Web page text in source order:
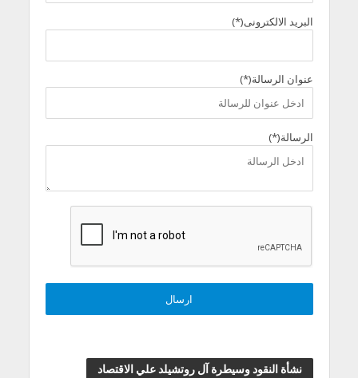
البريد الالكترونى(*)
عنوان الرسالة(*)
الرسالة(*)
نشأة النقود وسيطرة آل روتشيلد علي الاقتصاد